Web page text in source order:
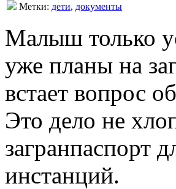
Метки: дети, документы
Малыш только
уже планы на
встает вопрос
Это дело не
загранпаспорт
инстанций.